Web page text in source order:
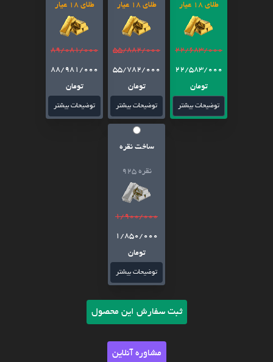
طلای 18 عیار
22/683/000
22/583/000
تومان
توضیحات بیشتر
طلای 18 عیار
55/882/000
55/782/000
تومان
توضیحات بیشتر
طلای 18 عیار
89/081/000
88/981/000
تومان
توضیحات بیشتر
ساخت نقره
نقره 925
1/900/000
1/850/000
تومان
توضیحات بیشتر
ثبت سفارش این محصول
مشاوره آنلاین